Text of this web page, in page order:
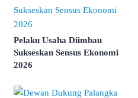
Pelaku Usaha Diimbau
Sukseskan Sensus Ekonomi
2026